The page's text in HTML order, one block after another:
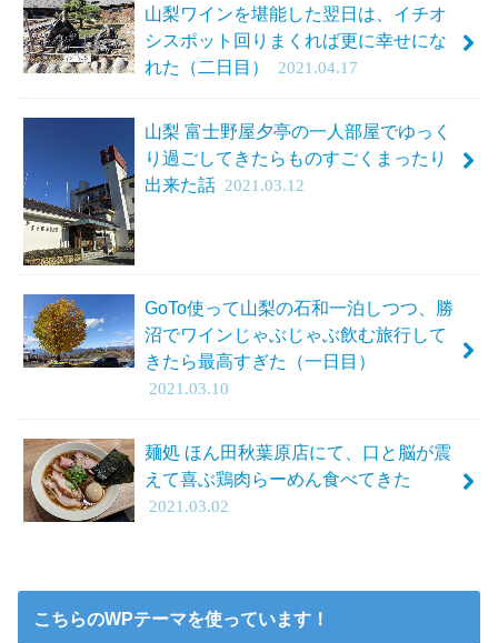
山梨ワインを堪能した翌日は、イチオ
シスポット回りまくれば更に幸せにな
れた（二日目）
2021.04.17
山梨 富士野屋夕亭の一人部屋でゆっく
り過ごしてきたらものすごくまったり
出来た話 2021.03.12
GoTo使って山梨の石和一泊しつつ、勝
沼でワインじゃぶじゃぶ飲む旅行して
きたら最高すぎた（一日目）
2021.03.10
麺処 ほん田秋葉原店にて、口と脳が震
えて喜ぶ鶏肉らーめん食べてきた
2021.03.02
こちらのWPテーマを使っています！